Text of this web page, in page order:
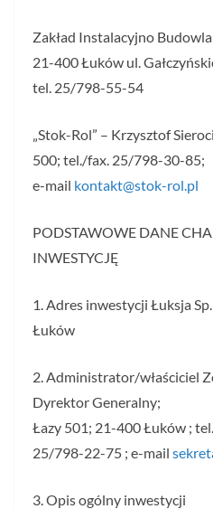
Zakład Instalacyjno
21-400 Łuków ul.
tel. 25/798-55-54
„Stok-Rol” – Krzysztof
500; tel./fax. 25/798-30-85;
e-mail kontakt@stok-rol.pl
PODSTAWOWE DANE
INWESTYCJĘ
1. Adres inwestycji Łuksja
Łuków
2. Administrator/właściciel
Dyrektor Generalny;
Łazy 501; 21-400 Łuków ;
25/798-22-75 ; e-mail
3. Opis ogólny inwestycji